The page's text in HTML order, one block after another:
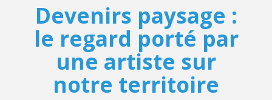
Devenirs paysage :
le regard porté par
une artiste sur
notre territoire